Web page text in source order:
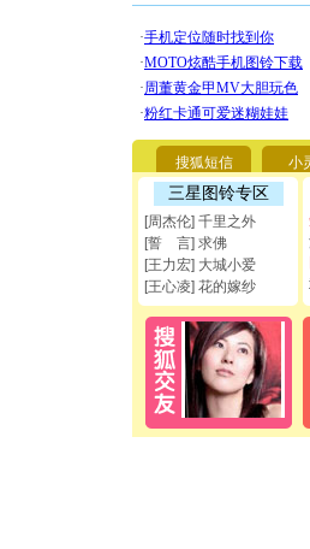
搜狐短信 小
三星图铃专区
[周杰伦] 千里之外
[誓 言] 求佛
[王力宏] 大城小爱
[王心凌] 花的嫁纱